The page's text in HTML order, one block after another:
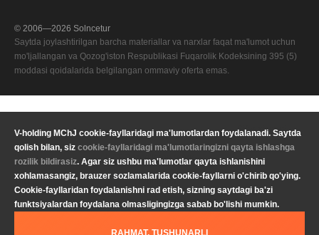
V-holding MChJ cookie-fayllaridagi ma'lumotlardan foydalanadi. Saytda
qolish bilan, siz cookie-fayllaridagi ma'lumotlaringizni qayta ishlashga
rozilik bildirasiz. Agar siz ushbu ma'lumotlar qayta ishlanishini
xohlamasangiz, brauzer sozlamalarida cookie-fayllarni o'chirib qo'ying.
Cookie-fayllaridan foydalanishni rad etish, sizning saytdagi ba'zi
funktsiyalardan foydalana olmasligingizga sabab bo'lishi mumkin.
RAHMAT, TUSHUNARLI
© 2006—2026 Solncetur
Saytda joylashtirilgan barcha materiallar va narxlar faqat ma'lumot uchun
mo'ljallangan va Qozog'iston Respublikasi Fuqarolik Kodeksining 395 (5)
moddasi qoidalarida belgilangan ommaviy oferta emas.
Sizning mintaqangiz —
Valyuta KZT Qozog'iston tenge
Til O'zbekcha
Sifat xizmati
Maxfiylik
siyosati
Yuridik ma'lumot